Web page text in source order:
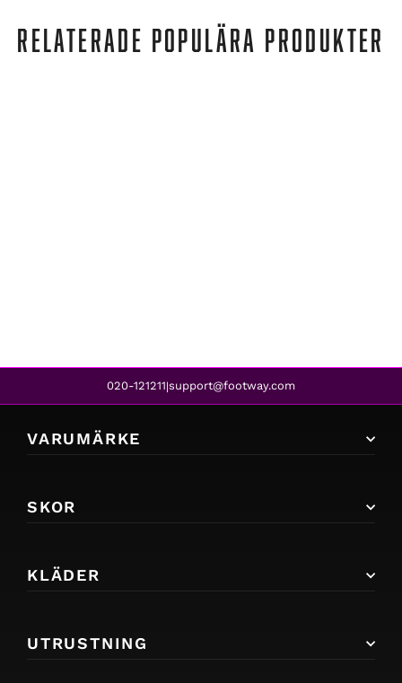
RELATERADE POPULÄRA PRODUKTER
020-121211|support@footway.com
VARUMÄRKE
SKOR
KLÄDER
UTRUSTNING